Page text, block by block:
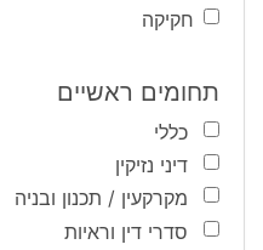
חקיקה
תחומים ראשיים
כללי
דיני נזיקין
מקרקעין / תכנון ובניה
סדרי דין וראיות